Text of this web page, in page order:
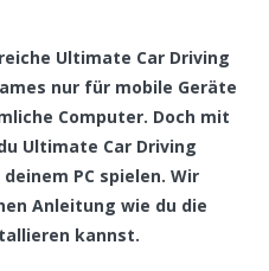
Ultimate Car Driving
nur für mobile Geräte
Computer. Doch mit
Ultimate Car Driving
PC spielen. Wir
Anleitung wie du die
kannst.